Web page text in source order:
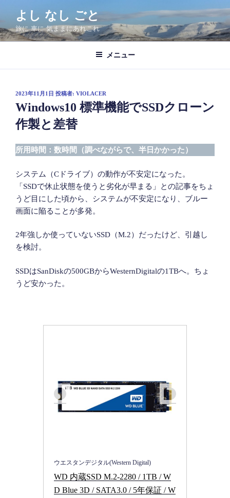
テ
ン
へ
よし なし ごと
旅に 車に 気ままにあれこれ
メニュー
投
稿
日:
2023年11月1日 投稿者: VIOLACER
Windows10 標準機能でSSDクローン
作製と差替
所用時間：数時間（調べながらで、半日かかった）
システム（Cドライブ）の動作が不安定になった。
「SSDで休止状態を使うと劣化が早まる」との記事をちょ
うど目にした頃から、システムが不安定になり、ブルー
画面に陥ることが多発。
2年強しか使っていないSSD（M.2）だったけど、引越し
を検討。
SSDはSanDiskの500GBからWesternDigitalの1TBへ。ちょ
うど安かった。
ウエスタンデジタル(Western Digital)
WD 内蔵SSD M.2-2280 / 1TB / W
D Blue 3D / SATA3.0 / 5年保証 / W